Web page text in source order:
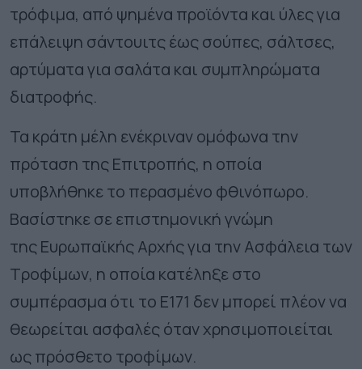
τρόφιμα, από ψημένα προϊόντα και ύλες για
επάλειψη σάντουιτς έως σούπες, σάλτσες,
αρτύματα για σαλάτα και συμπληρώματα
διατροφής.
Τα κράτη μέλη ενέκριναν ομόφωνα την
πρόταση της Επιτροπής, η οποία
υποβλήθηκε το περασμένο φθινόπωρο.
Βασίστηκε σε επιστημονική γνώμη
της Ευρωπαϊκής Αρχής για την Ασφάλεια των
Τροφίμων, η οποία κατέληξε στο
συμπέρασμα ότι το E171 δεν μπορεί πλέον να
θεωρείται ασφαλές όταν χρησιμοποιείται
ως πρόσθετο τροφίμων.